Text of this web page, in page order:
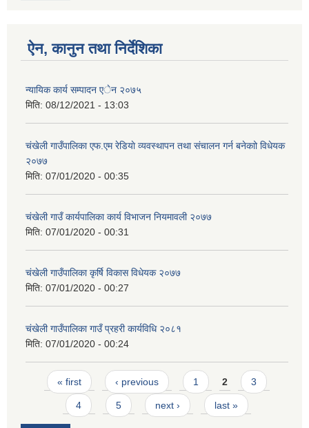
ऐन, कानुन तथा निर्देशिका
न्यायिक कार्य सम्पादन एेन २०७५
मिति: 08/12/2021 - 13:03
चंखेली गाउँपालिका एफ.एम रेडियाे व्यवस्थापन तथा संचालन गर्न बनेकाो विधेयक
२०७७
मिति: 07/01/2020 - 00:35
च‌ंखेली गाउँ कार्यपालिका कार्य विभाजन नियमावली २०७७
मिति: 07/01/2020 - 00:31
चंखेली गाउँपालिका कृर्षि विकास विधेयक २०७७
मिति: 07/01/2020 - 00:27
चंखेली गाउँपालिका गाउँ प्रहरी कार्यविधि २०८१
मिति: 07/01/2020 - 00:24
Pages
« first ‹ previous 1 2 3
4 5 next › last »